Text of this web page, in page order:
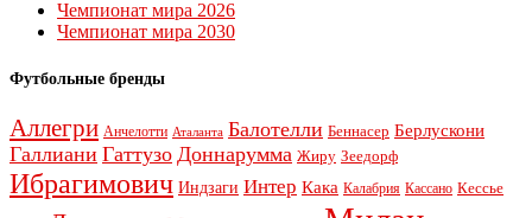
Чемпионат мира 2026
Чемпионат мира 2030
Футбольные бренды
Аллегри Анчелотти Аталанта Балотелли Беннасер Берлускони
Галлиани Гаттузо Доннарумма Жиру Зеедорф
Ибрагимович Индзаги Интер Кака Калабрия Кассано Кессье